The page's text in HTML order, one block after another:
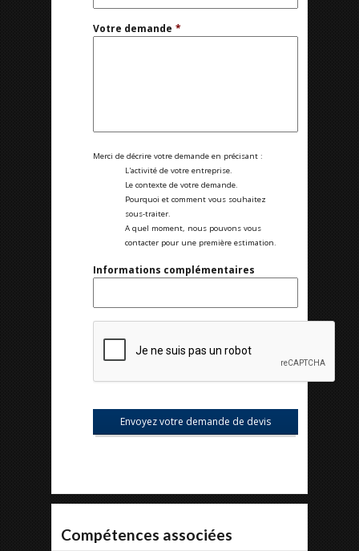
Votre demande *
Merci de décrire votre demande en précisant :
L'activité de votre entreprise.
Le contexte de votre demande.
Pourquoi et comment vous souhaitez
sous-traiter.
A quel moment, nous pouvons vous
contacter pour une première estimation.
Informations complémentaires
Compétences associées